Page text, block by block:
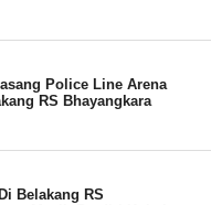
Police Line Arena
RS Bhayangkara
Belakang RS